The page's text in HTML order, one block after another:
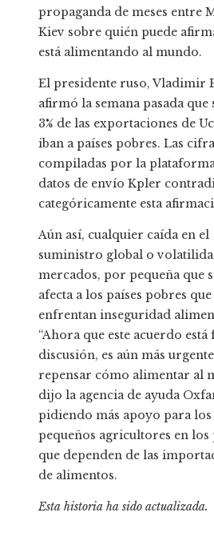
propaganda de meses entre
Kiev sobre quién puede
está alimentando al mundo.
El presidente ruso, Vladimir
afirmó la semana pasada que
3% de las exportaciones de
iban a países pobres. Las
compiladas por la
datos de envío Kpler
categóricamente esta
Aún así, cualquier caída en el
suministro global o
mercados, por pequeña que
afecta a los países pobres que
enfrentan inseguridad
“Ahora que este acuerdo está
discusión, es aún más urgente
repensar cómo alimentar al
dijo la agencia de ayuda
pidiendo más apoyo para los
pequeños agricultores en los
que dependen de las
de alimentos.
Esta historia ha sido actualizada.